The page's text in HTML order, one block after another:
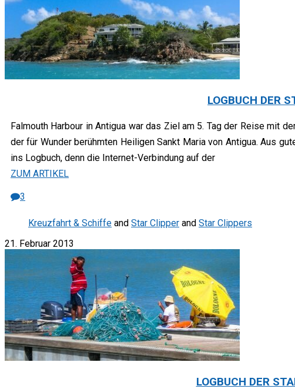
LOGBUCH DER
Falmouth Harbour in Antigua war das Ziel am 5. Tag der Reise mit
der für Wunder berühmten Heiligen Sankt Maria von Antigua. Aus
ins Logbuch, denn die Internet-Verbindung auf der
ZUM ARTIKEL
3
Kreuzfahrt & Schiffe and Star Clipper and Star Clippers
21. Februar 2013
LOGBUCH DER